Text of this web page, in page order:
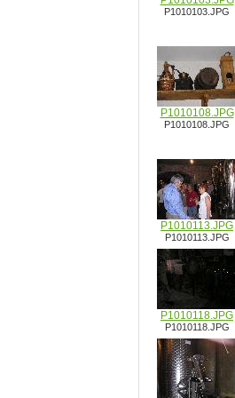
P1010103.JPG
P1010108.JPG
P1010108.JPG
P1010113.JPG
P1010113.JPG
P1010118.JPG
P1010118.JPG